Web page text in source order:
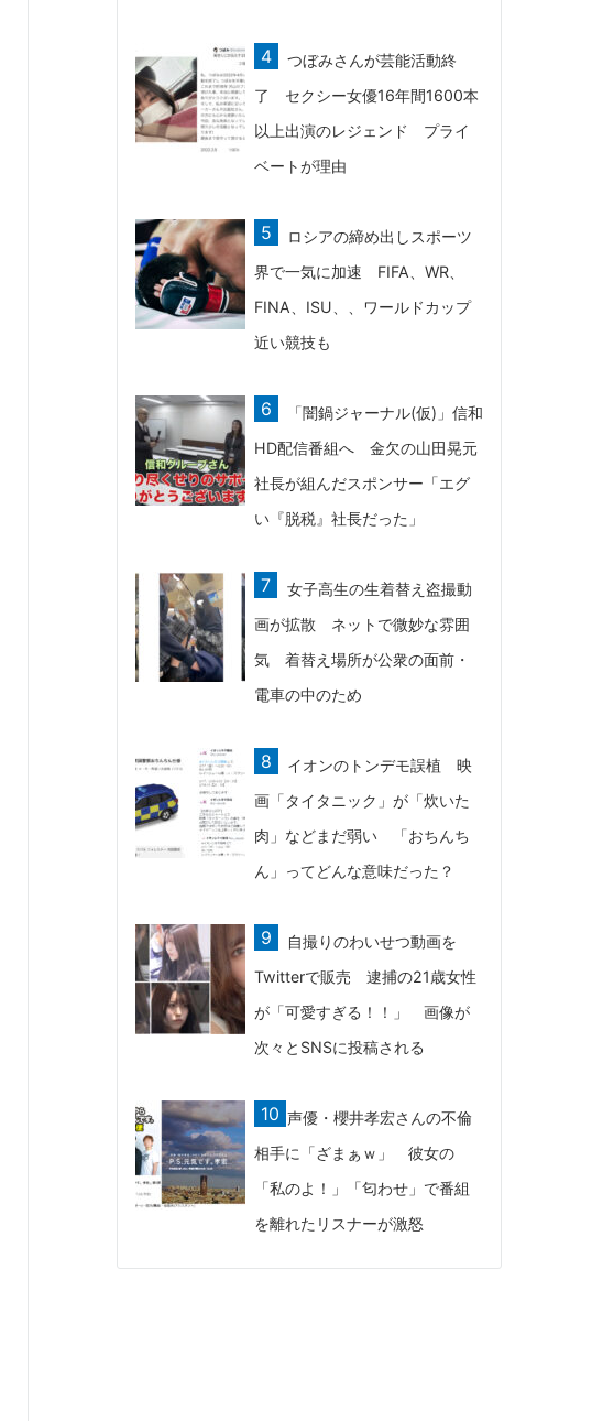
つぼみさんが芸能活動終
了 セクシー女優16年間1600本
以上出演のレジェンド プライ
ベートが理由
ロシアの締め出しスポーツ
界で一気に加速 FIFA、WR、
FINA、ISU、、ワールドカップ
近い競技も
「闇鍋ジャーナル(仮)」信和
HD配信番組へ 金欠の山田晃元
社長が組んだスポンサー「エグ
い『脱税』社長だった」
女子高生の生着替え盗撮動
画が拡散 ネットで微妙な雰囲
気 着替え場所が公衆の面前・
電車の中のため
イオンのトンデモ誤植 映
画「タイタニック」が「炊いた
肉」などまだ弱い 「おちんち
ん」ってどんな意味だった？
自撮りのわいせつ動画を
Twitterで販売 逮捕の21歳女性
が「可愛すぎる！！」 画像が
次々とSNSに投稿される
声優・櫻井孝宏さんの不倫
相手に「ざまぁｗ」 彼女の
「私のよ！」「匂わせ」で番組
を離れたリスナーが激怒